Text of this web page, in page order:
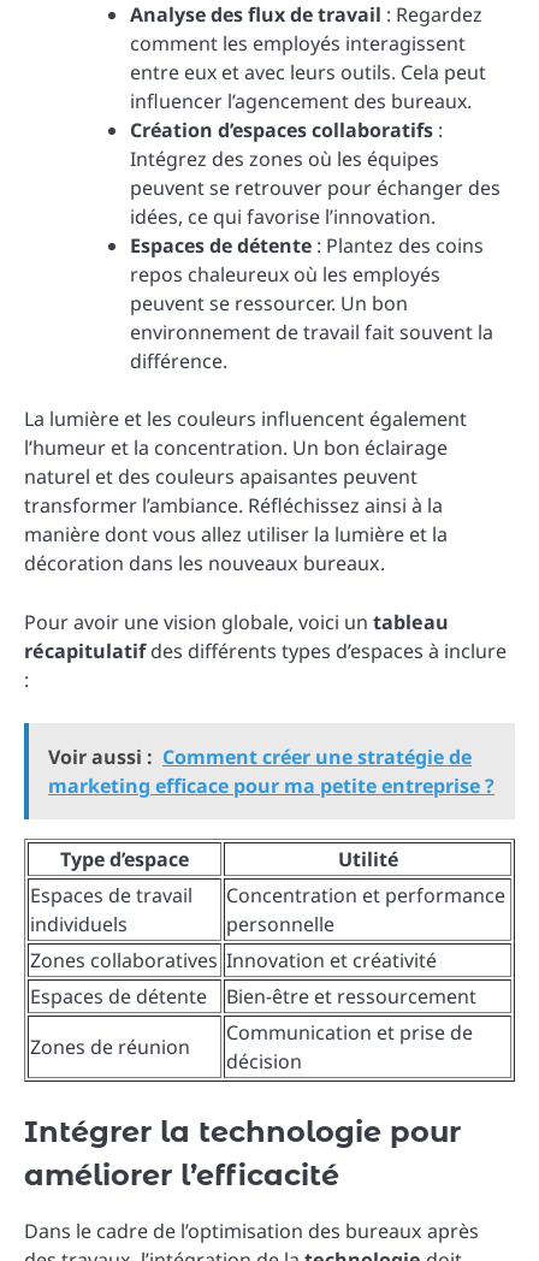
Analyse des flux de travail : Regardez
comment les employés interagissent
entre eux et avec leurs outils. Cela peut
influencer l’agencement des bureaux.
Création d’espaces collaboratifs :
Intégrez des zones où les équipes
peuvent se retrouver pour échanger des
idées, ce qui favorise l’innovation.
Espaces de détente : Plantez des coins
repos chaleureux où les employés
peuvent se ressourcer. Un bon
environnement de travail fait souvent la
différence.
La lumière et les couleurs influencent également
l’humeur et la concentration. Un bon éclairage
naturel et des couleurs apaisantes peuvent
transformer l’ambiance. Réfléchissez ainsi à la
manière dont vous allez utiliser la lumière et la
décoration dans les nouveaux bureaux.
Pour avoir une vision globale, voici un tableau
récapitulatifdes différents types d’espaces à inclure
:
Voir aussi : Comment créer une stratégie de
marketing efficace pour ma petite entreprise ?
Type d’espace
Utilité
Espaces de travail
individuels
Concentration et performance
personnelle
Zones collaboratives Innovation et créativité
Espaces de détente
Bien-être et ressourcement
Zones de réunion
Communication et prise de
décision
Intégrer la technologie pour
améliorer l’efficacité
Dans le cadre de l’optimisation des bureaux après